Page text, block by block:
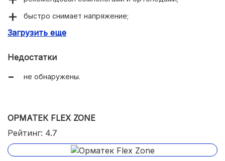
быстро снимает напряжение;
повторяет контуры тела;
Загрузить еще
Недостатки
не обнаружены.
ОРМАТЕК FLEX ZONE
Рейтинг: 4.7